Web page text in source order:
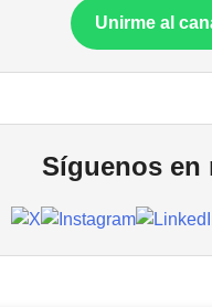
Unirme al
Síguenos en